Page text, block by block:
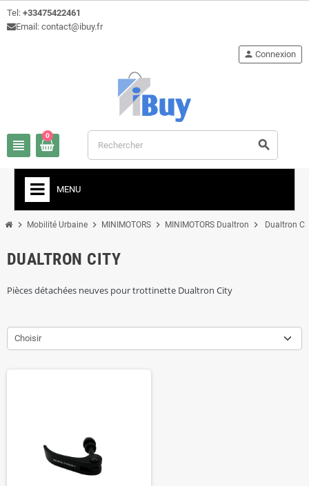
Tel: +33475422461
Email: contact@ibuy.fr
view_headline
person Connexion
0
search
MENU
chevron_right Mobilité Urbaine chevron_right MINIMOTORS chevron_right MINIMOTORS Dualtron chevron_right Dualtron
DUALTRON CITY
Pièces détachées neuves pour trottinette Dualtron City
Choisir